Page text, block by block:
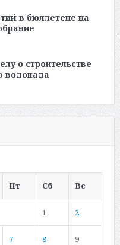
в бюллетене на
о строительстве
водопада
Пт Сб Вс
1 2
7 8 9